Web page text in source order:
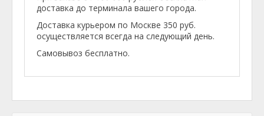
доставка до терминала вашего города.
Доставка курьером по Москве 350 руб.
осуществляется всегда на следующий день.
Самовывоз бесплатно.